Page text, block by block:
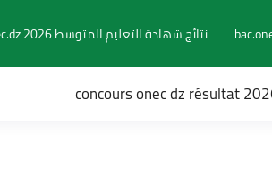
نتائج شهادة التعليم المتوسط 2026 bem.onec.dz
concours onec dz résultat